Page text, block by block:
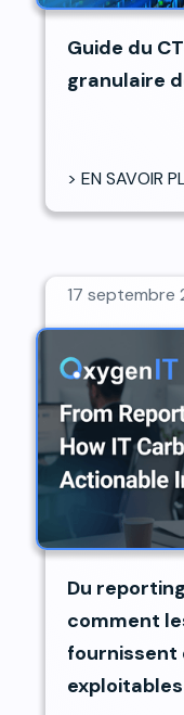
Guide du
granulaire
> EN SAVOIR
17 septembre
Du
comment
fournissent
exploitables